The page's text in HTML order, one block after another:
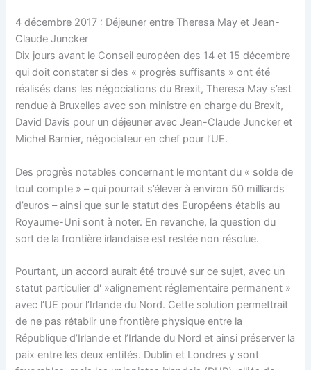
4 décembre 2017 : Déjeuner entre Theresa May et Jean-
Claude Juncker
Dix jours avant le Conseil européen des 14 et 15 décembre
qui doit constater si des « progrès suffisants » ont été
réalisés dans les négociations du Brexit, Theresa May s’est
rendue à Bruxelles avec son ministre en charge du Brexit,
David Davis pour un déjeuner avec Jean-Claude Juncker et
Michel Barnier, négociateur en chef pour l’UE.
Des progrès notables concernant le montant du « solde de
tout compte » – qui pourrait s’élever à environ 50 milliards
d’euros – ainsi que sur le statut des Européens établis au
Royaume-Uni sont à noter. En revanche, la question du
sort de la frontière irlandaise est restée non résolue.
Pourtant, un accord aurait été trouvé sur ce sujet, avec un
statut particulier d' »alignement réglementaire permanent »
avec l’UE pour l’Irlande du Nord. Cette solution permettrait
de ne pas rétablir une frontière physique entre la
République d’Irlande et l’Irlande du Nord et ainsi préserver la
paix entre les deux entités. Dublin et Londres y sont